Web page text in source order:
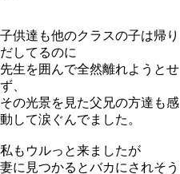
子供達も他のクラスの子は帰り
だしてるのに
先生を囲んで全然離れようとせ
ず、
その光景を見た父兄の方達も感
動して涙ぐんでました。
私もウルっと来ましたが
妻に見つかるとバカにされそう